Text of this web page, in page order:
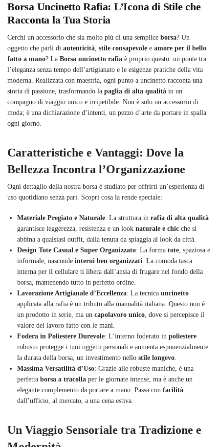
Borsa Uncinetto Rafia: L’Icona di Stile che
Racconta la Tua Storia
Cerchi un accessorio che sia molto più di una semplice borsa? Un
oggetto che parli di autenticità, stile consapevole e amore per il bello
fatto a mano? La Borsa uncinetto rafia è proprio questo: un ponte tra
l’eleganza senza tempo dell’artigianato e le esigenze pratiche della vita
moderna. Realizzata con maestria, ogni punto a uncinetto racconta una
storia di passione, trasformando la paglia di alta qualità in un
compagno di viaggio unico e irripetibile. Non è solo un accessorio di
moda; è una dichiarazione d’intenti, un pezzo d’arte da portare in spalla
ogni giorno.
Caratteristiche e Vantaggi: Dove la
Bellezza Incontra l’Organizzazione
Ogni dettaglio della nostra borsa è studiato per offrirti un’esperienza di
uso quotidiano senza pari. Scopri cosa la rende speciale:
Materiale Pregiato e Naturale: La struttura in rafia di alta qualità
garantisce leggerezza, resistenza e un look naturale e chic che si
abbina a qualsiasi outfit, dalla tenuta da spiaggia al look da città.
Design Tote Casual e Super Organizzato: La forma tote , spaziosa e
informale, nasconde interni ben organizzati . La comoda tasca
interna per il cellulare ti libera dall’ansia di frugare nel fondo della
borsa, mantenendo tutto in perfetto ordine.
Lavorazione Artigianale d’Eccellenza: La tecnica uncinetto
applicata alla rafia è un tributo alla manualità italiana. Questo non è
un prodotto in serie, ma un capolavoro unico , dove si percepisce il
valore del lavoro fatto con le mani.
Fodera in Poliestere Durevole: L’interno foderato in poliestere
robusto protegge i tuoi oggetti personali e aumenta esponenzialmente
la durata della borsa, un investimento nello stile longevo
Massima Versatilità d’Uso: Grazie alle robuste maniche, è una
perfetta borsa a tracolla per le giornate intense, ma è anche un
elegante complemento da portare a mano. Passa con facilità
dall’ufficio, al mercato, a una cena estiva.
Un Viaggio Sensoriale tra Tradizione e